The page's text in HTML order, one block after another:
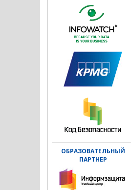
ОБРАЗОВАТЕЛЬНЫЙ
ПАРТНЕР